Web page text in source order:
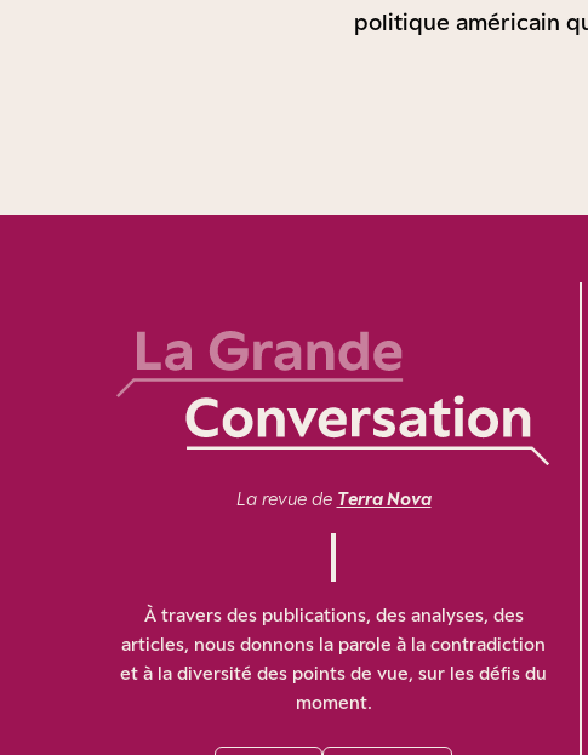
politique américain
La revue de Terra Nova
À travers des publications, des analyses, des
articles, nous donnons la parole à la contradiction
et à la diversité des points de vue, sur les défis du
moment.